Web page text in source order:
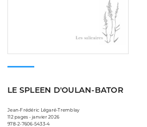
LE SPLEEN D'OULAN-BATOR
Jean-Frédéric Légaré-Tremblay
112 pages • janvier 2026
978-2-7606-5433-4